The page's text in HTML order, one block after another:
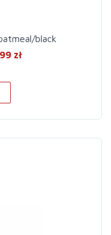
black
zł